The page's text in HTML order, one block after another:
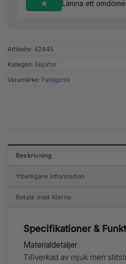
Lämna ett
Artikelnr: 42445
Kategori: Skjortor
Varumärke: Patagonia
Beskrivning
Ytterligare information
Betala med Klarna
Specifikationer &
Materialdetaljer
Tillverkad av mjuk men